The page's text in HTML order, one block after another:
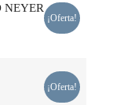
NEYER
¡Oferta!
¡Oferta!